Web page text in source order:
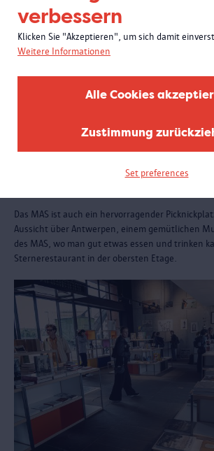
verbessern
Klicken Sie "Akzeptieren", um sich damit
Weitere Informationen
Alle Cookies
Zustimmung
Set preferences
Das MAS ist auch ein hervorragender
Aussicht über Antwerpen, einem gemütlichen
des MAS, wo man gut etwas essen und trinken
Sternerestaurant in der obersten Etage.